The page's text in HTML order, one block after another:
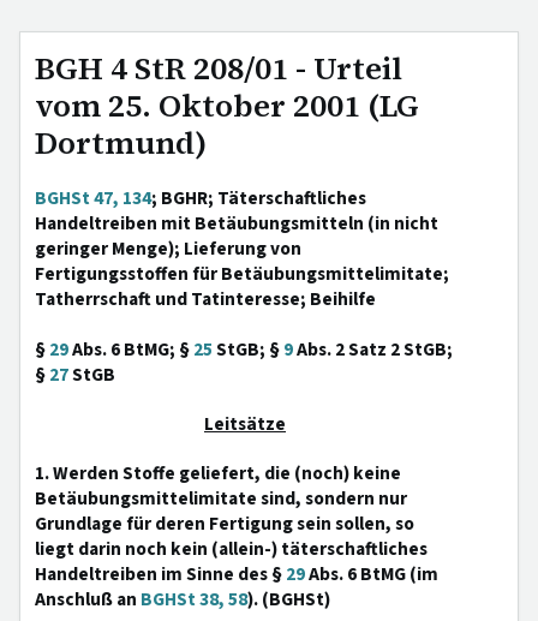
BGH 4 StR 208/01 - Urteil
vom 25. Oktober 2001 (LG
Dortmund)
BGHSt 47, 134; BGHR; Täterschaftliches
Handeltreiben mit Betäubungsmitteln (in nicht
geringer Menge); Lieferung von
Fertigungsstoffen für Betäubungsmittelimitate;
Tatherrschaft und Tatinteresse; Beihilfe
§29Abs. 6 BtMG; §25StGB; §9Abs. 2 Satz 2 StGB;
§27StGB
Leitsätze
1. Werden Stoffe geliefert, die (noch) keine
Betäubungsmittelimitate sind, sondern nur
Grundlage für deren Fertigung sein sollen, so
liegt darin noch kein (allein-) täterschaftliches
Handeltreiben im Sinne des §29Abs. 6 BtMG (im
Anschluß an BGHSt 38, 58). (BGHSt)